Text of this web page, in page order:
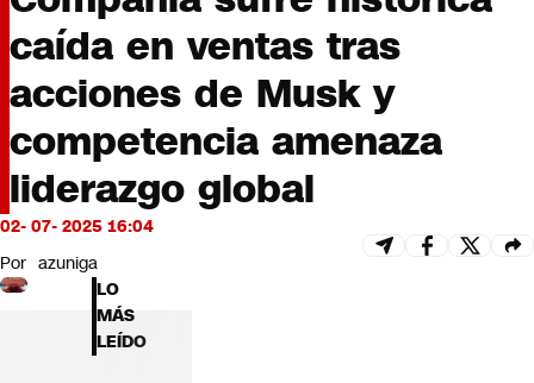
Servicios
Bits
CNN tiempo
Opinión
caída en ventas tras
acciones de Musk y
competencia amenaza
liderazgo global
02- 07- 2025 16:04
Por azuniga
LO
MÁS
LEÍDO